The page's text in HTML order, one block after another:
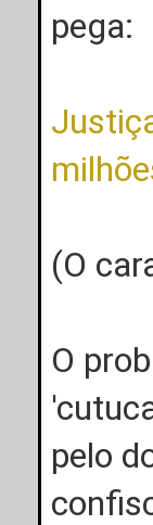
pega:
(O
O
pelo